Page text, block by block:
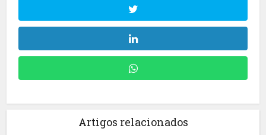
Artigos relacionados